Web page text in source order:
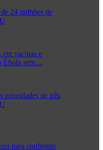
24 milhões de
em vacinas e
Ébola sem…
prioridades de três
para confronto